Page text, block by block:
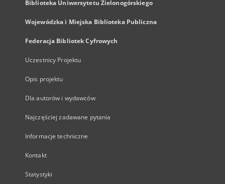
Biblioteka Uniwersytetu Zielonogórskiego
Wojewódzka i Miejska Biblioteka Publiczna
Federacja Bibliotek Cyfrowych
Uczestnicy Projektu
Opis projektu
Dla autorów i wydawców
Najczęściej zadawane pytania
Informacje techniczne
Kontakt
Statystyki